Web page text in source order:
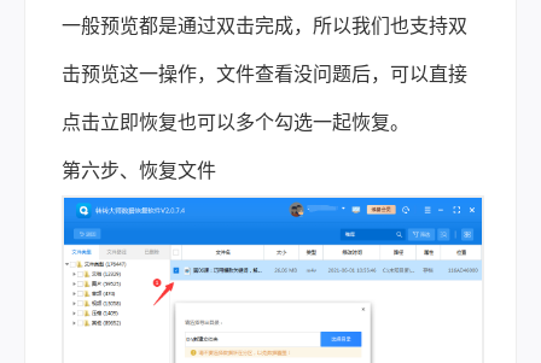
一般预览都是通过双击完成，所以我们也支持双
击预览这一操作，文件查看没问题后，可以直接
点击立即恢复也可以多个勾选一起恢复。
第六步、恢复文件